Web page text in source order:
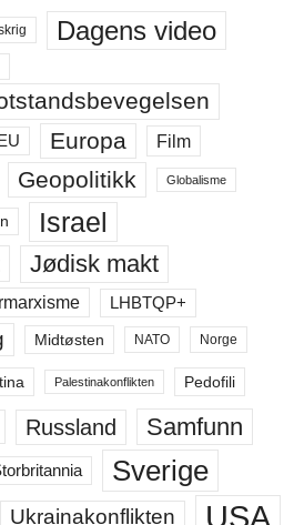
Dagens video
EU Europa Film
Geopolitikk Globalisme
Israel
Jødisk makt
LHBTQP+
Midtøsten NATO Norge
Palestinakonflikten Pedofili
Russland Samfunn
Sverige
Ukrainakonflikten USA